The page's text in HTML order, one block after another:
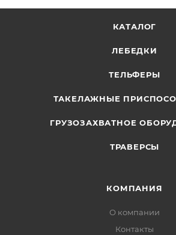
КАТАЛОГ
ЛЕБЕДКИ
ТЕЛЬФЕРЫ
ТАКЕЛАЖНЫЕ
ГРУЗОЗАХВАТНОЕ
ТРАВЕРСЫ
КОМПАНИЯ
О компании
Контакты